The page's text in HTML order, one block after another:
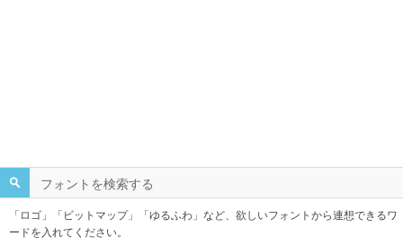
フォントを検索する
「ロゴ」「ビットマップ」「ゆるふわ」など、欲しいフォントから連想できるワ
ードを入れてください。